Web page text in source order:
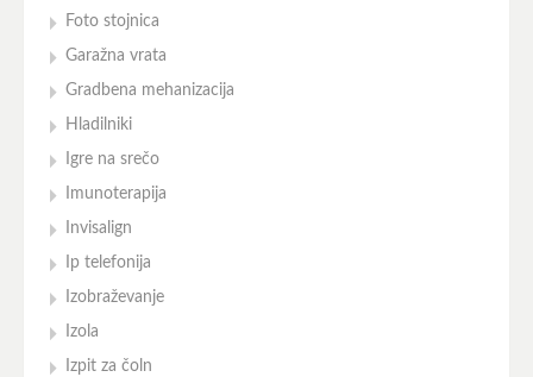
Foto stojnica
Garažna vrata
Gradbena mehanizacija
Hladilniki
Igre na srečo
Imunoterapija
Invisalign
Ip telefonija
Izobraževanje
Izola
Izpit za čoln